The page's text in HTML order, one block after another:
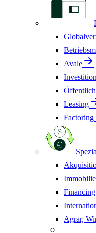
Avale
Leasing
Factoring
Agrar,